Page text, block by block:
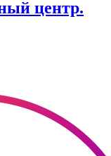
центр.